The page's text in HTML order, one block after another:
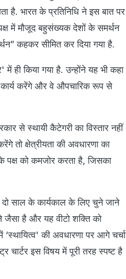
है. भारत के प्रतिनिधि ने इस बात पर
में मौजूद बहुसंख्यक देशों के समर्थन
कहकर सीमित कर दिया गया है.
ही किया गया है. उन्होंने यह भी कहा
करेंगे और वे औपचारिक रूप से
से स्थायी कैटेगरी का विस्तार नहीं
तो क्षेत्रीयता की अवधारणा का
के पक्ष को कमजोर करता है, जिसका
साल के कार्यकाल के लिए चुने जाने
जैसा है और यह वीटो शक्ति को
की अवधारणा पर आगे चर्चा
चार्टर इस विषय में पूरी तरह स्पष्ट है